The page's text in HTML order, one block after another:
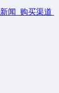
新闻
购买渠道